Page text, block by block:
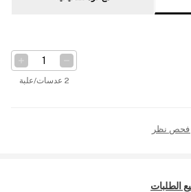
2 عدسات/علبة
فحص نظر
الطلبات